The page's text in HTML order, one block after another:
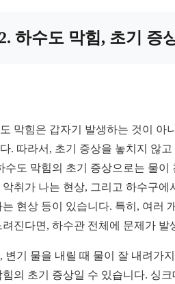
하수도 막힘, 초기 증
막힘은 갑자기 발생하는 것이 아
. 따라서, 초기 증상을 놓치지 않
수도 막힘의 초기 증상으로는 물
악취가 나는 현상, 그리고 하수구
는 현상 등이 있습니다. 특히, 여러
려진다면, 하수관 전체에 문제가 발
변기 물을 내릴 때 물이 잘 내려가
힘의 초기 증상일 수 있습니다. 싱